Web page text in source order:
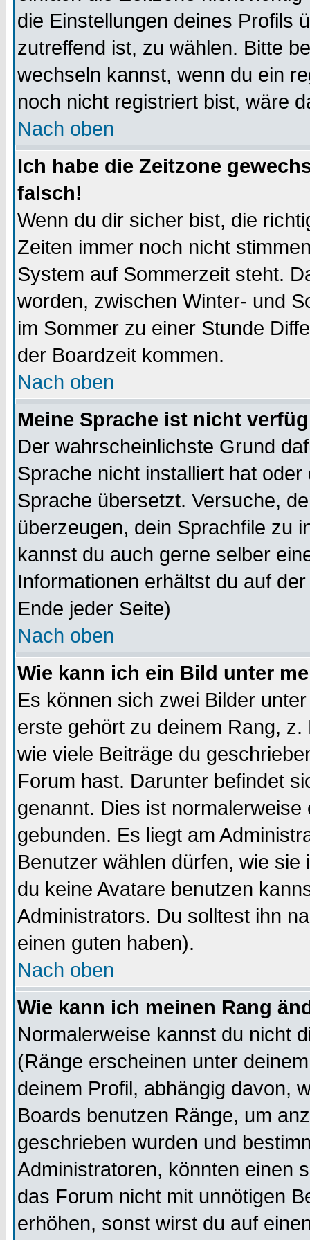
die Einstellungen deines Profils
zutreffend ist, zu wählen. Bitte
wechseln kannst, wenn du ein
noch nicht registriert bist, wäre
Nach oben
Ich habe die Zeitzone
falsch!
Wenn du dir sicher bist, die
Zeiten immer noch nicht
System auf Sommerzeit steht.
worden, zwischen Winter- und
im Sommer zu einer Stunde
der Boardzeit kommen.
Nach oben
Meine Sprache ist nicht
Der wahrscheinlichste Grund
Sprache nicht installiert hat
Sprache übersetzt. Versuche,
überzeugen, dein Sprachfile zu
kannst du auch gerne selber
Informationen erhältst du auf
Ende jeder Seite)
Nach oben
Wie kann ich ein Bild unter
Es können sich zwei Bilder
erste gehört zu deinem Rang,
wie viele Beiträge du
Forum hast. Darunter befindet
genannt. Dies ist
gebunden. Es liegt am
Benutzer wählen dürfen, wie
du keine Avatare benutzen
Administrators. Du solltest ihn
einen guten haben).
Nach oben
Wie kann ich meinen Rang
Normalerweise kannst du nicht
(Ränge erscheinen unter
deinem Profil, abhängig davon,
Boards benutzen Ränge, um
geschrieben wurden und
Administratoren, könnten einen
das Forum nicht mit unnötigen
erhöhen, sonst wirst du auf